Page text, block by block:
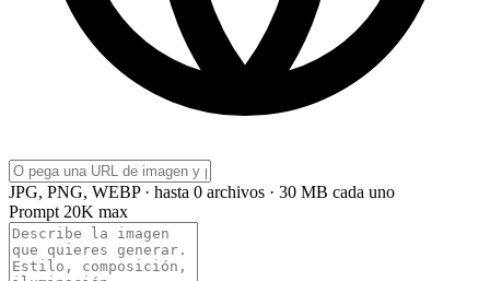
JPG, PNG, WEBP · hasta 0 archivos · 30 MB cada uno
Prompt 20K max